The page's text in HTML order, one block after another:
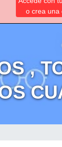
o crea una
,